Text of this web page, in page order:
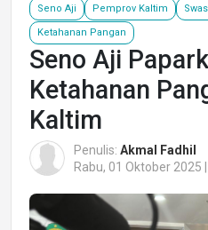
Seno Aji Pemprov Kaltim
Ketahanan Pangan
Seno Aji
Ketahanan
Kaltim
Penulis: Akmal Fadhil
Rabu, 01 Oktober 2025